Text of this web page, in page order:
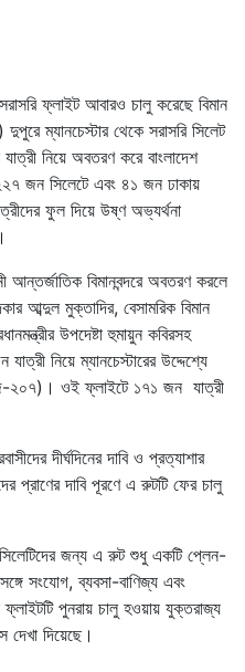
ফ্লাইট আবারও চালু করেছে বিমান
ম্যানচেস্টার থেকে সরাসরি সিলেট
নিয়ে অবতরণ করে বাংলাদেশ
জন সিলেটে এবং ৪১ জন ঢাকায়
ফুল দিয়ে উষ্ণ অভ্যর্থনা
আন্তর্জাতিক বিমানবন্দরে অবতরণ করলে
আব্দুল মুক্তাদির, বেসামরিক বিমান
উপদেষ্টা হুমায়ুন কবিরসহ
নিয়ে ম্যানচেস্টারের উদ্দেশ্যে
২০৭)। ওই ফ্লাইটে ১৭১ জন যাত্রী
দীর্ঘদিনের দাবি ও প্রত্যাশার
প্রাণের দাবি পূরণে এ রুটটি ফের চালু
জন্য এ রুট শুধু একটি প্লেন-
সংযোগ, ব্যবসা-বাণিজ্য এবং
পুনরায় চালু হওয়ায় যুক্তরাজ্য
দেখা দিয়েছে।